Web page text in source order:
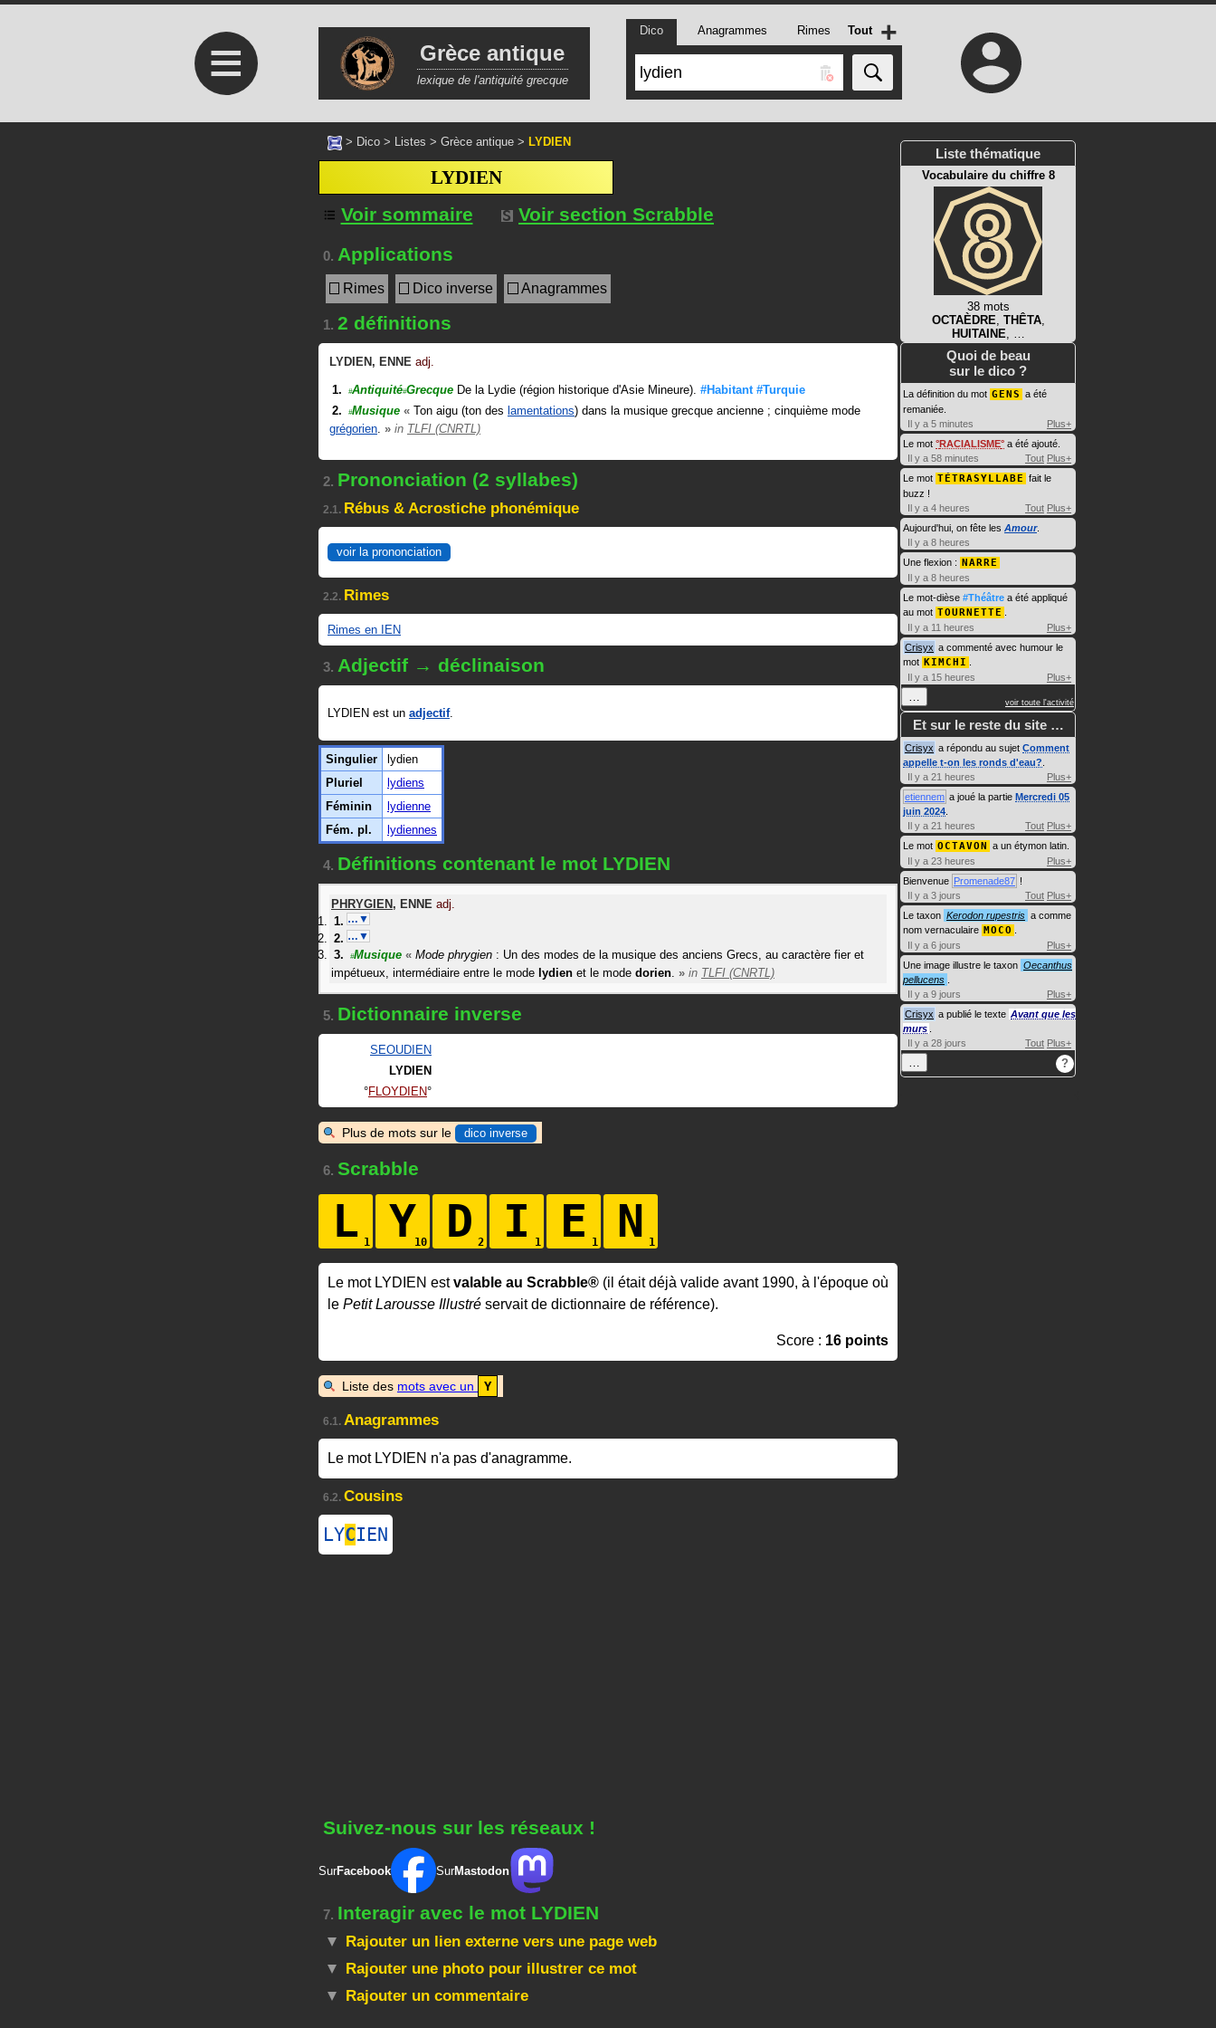
≡ Grèce antique
lexique de l'antiquité grecque
Dico Anagrammes Rimes Tout +
> Dico > Listes > Grèce antique > LYDIEN
LYDIEN
Voir sommaire
Voir section Scrabble
0. Applications
Rimes Dico inverse Anagrammes
1. 2 définitions
LYDIEN , ENNE adj.
#Antiquité#Grecque De la Lydie (région historique d'Asie Mineure). #Habitant #Turquie
#Musique « Ton aigu (ton des lamentations) dans la musique grecque ancienne ; cinquième mode
grégorien. » in TLFI (CNRTL)
2. Prononciation (2 syllabes)
2.1. Rébus & Acrostiche phonémique
voir la prononciation
2.2. Rimes
Rimes en IEN
3. Adjectif → déclinaison
LYDIEN est un adjectif.
Singulier
lydien
Pluriel
lydiens
Féminin
lydienne
Fém. pl.
lydiennes
4. Définitions contenant le mot LYDIEN
PHRYGIEN , ENNE adj.
…▼
…▼
#Musique « Mode phrygien : Un des modes de la musique des anciens Grecs, au caractère fier et
impétueux, intermédiaire entre le mode lydien et le mode dorien. » in TLFI (CNRTL)
5. Dictionnaire inverse
SEOUDIEN
LYDIEN
FLOYDIEN
Plus de mots sur le dico inverse
6. Scrabble
L Y D I E N
Le mot LYDIEN estvalable au Scrabble® (il était déjà valide avant 1990, à l'époque où
le Petit Larousse Illustré servait de dictionnaire de référence).
Score : 16 points
Liste des mots avec un Y
6.1. Anagrammes
Le mot LYDIEN n'a pas d'anagramme.
6.2. Cousins
LYCIEN
Suivez-nous sur les réseaux !
SurFacebook SurMastodon
7. Interagir avec le mot LYDIEN
Rajouter un lien externe vers une page web
Rajouter une photo pour illustrer ce mot
Rajouter un commentaire
Liste thématique
Vocabulaire du chiffre 8
38 mots
OCTAÈDRE, THÊTA,
HUITAINE, …
Quoi de beau
sur le dico ?
La définition du mot GENS a été
remaniée.
Il y a 5 minutes
Plus+
Le mot RACIALISME a été ajouté.
Il y a 58 minutes
Tout Plus+
Le mot TÉTRASYLLABE fait le
buzz !
Il y a 4 heures
Tout Plus+
Aujourd'hui, on fête les Amour.
Il y a 8 heures
Une flexion : NARRE
Il y a 8 heures
Le mot-dièse #Théâtre a été appliqué
au mot TOURNETTE
Il y a 11 heures
Plus+
Crisyx a commenté avec humour le
mot KIMCHI
Il y a 15 heures
Plus+
… voir toute l'activité
Et sur le reste du site …
Crisyx a répondu au sujet Comment
appelle t-on les ronds d'eau?
Il y a 21 heures
Plus+
etiennem a joué la partie Mercredi 05
juin 2024
Il y a 21 heures
Tout Plus+
Le mot OCTAVON a un étymon latin.
Il y a 23 heures
Plus+
Bienvenue Promenade87 !
Il y a 3 jours
Tout Plus+
Le taxon Kerodon rupestris a comme
nom vernaculaire MOCO
Il y a 6 jours
Plus+
Une image illustre le taxon Oecanthus
pellucens
Il y a 9 jours
Plus+
Crisyx a publié le texte Avant que les
murs
Il y a 28 jours
Tout Plus+
… ?